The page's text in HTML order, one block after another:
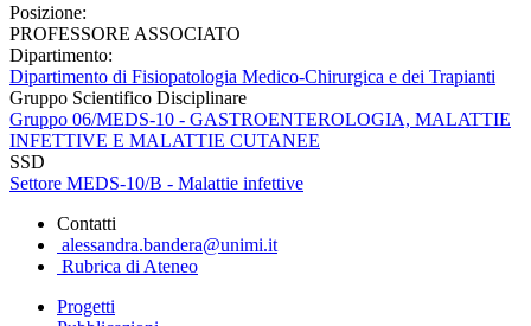
Posizione:
PROFESSORE ASSOCIATO
Dipartimento:
Dipartimento di Fisiopatologia Medico-Chirurgica e dei Trapianti
Gruppo Scientifico Disciplinare
Gruppo 06/MEDS-10 - GASTROENTEROLOGIA, MALATTIE
INFETTIVE E MALATTIE CUTANEE
SSD
Settore MEDS-10/B - Malattie infettive
Contatti
alessandra.bandera@unimi.it
Rubrica di Ateneo
Progetti